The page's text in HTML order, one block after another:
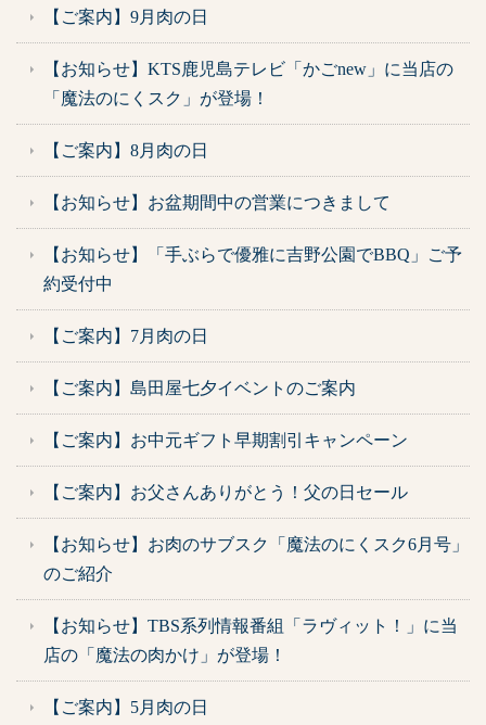
【ご案内】9月肉の日
【お知らせ】KTS鹿児島テレビ「かごnew」に当店の
「魔法のにくスク」が登場！
【ご案内】8月肉の日
【お知らせ】お盆期間中の営業につきまして
【お知らせ】「手ぶらで優雅に吉野公園でBBQ」ご予
約受付中
【ご案内】7月肉の日
【ご案内】島田屋七夕イベントのご案内
【ご案内】お中元ギフト早期割引キャンペーン
【ご案内】お父さんありがとう！父の日セール
【お知らせ】お肉のサブスク「魔法のにくスク6月号」
のご紹介
【お知らせ】TBS系列情報番組「ラヴィット！」に当
店の「魔法の肉かけ」が登場！
【ご案内】5月肉の日